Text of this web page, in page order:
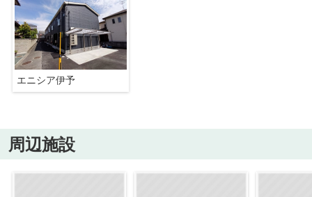
エニシア伊予
周辺施設